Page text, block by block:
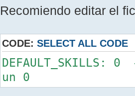
Recomiendo editar el
CODE:SELECT ALL CODE
DEFAULT_SKILLS:
un 0